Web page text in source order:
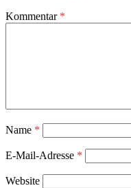
Kommentar *
Name *
E-Mail-Adresse *
Website